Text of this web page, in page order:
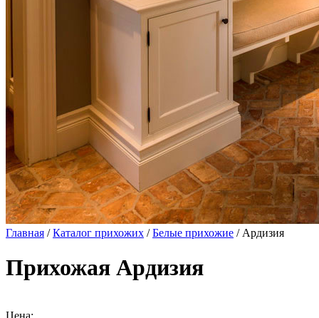
Главная /Каталог прихожих /Белые прихожие / Ардизия
Прихожая Ардизия
Цена: